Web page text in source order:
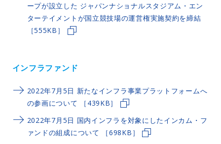
ープが設立した ジャパンナショナルスタジアム・エン
ターテイメントが国立競技場の運営権実施契約を締結
［555KB］
インフラファンド
2022年7月5日 新たなインフラ事業プラットフォームへ
の参画について ［439KB］
2022年7月5日 国内インフラを対象にしたインカム・フ
ァンドの組成について ［698KB］